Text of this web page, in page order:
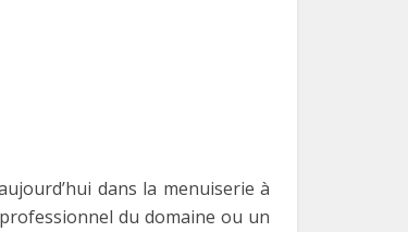
dans la menuiserie à
du domaine ou un